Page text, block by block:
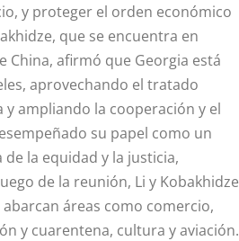
y proteger el orden económico
que se encuentra en
China, afirmó que Georgia está
aprovechando el tratado
y ampliando la cooperación y el
su papel como un
la equidad y la justicia,
de la reunión, Li y Kobakhidze
áreas como comercio,
y cuarentena, cultura y aviación.